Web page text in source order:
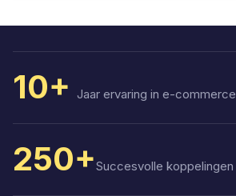
10+ Jaar ervaring in e-commerce
250+Succesvolle koppelingen